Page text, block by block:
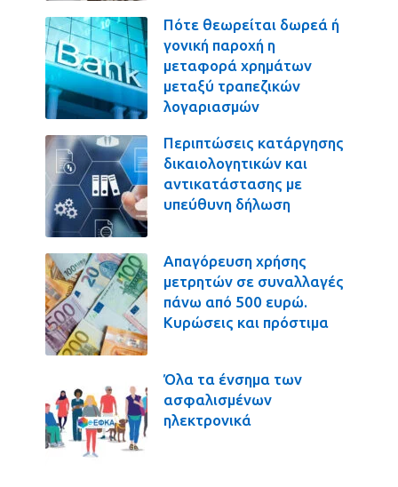
Πότε θεωρείται δωρεά ή
γονική παροχή η
μεταφορά χρημάτων
μεταξύ τραπεζικών
λογαριασμών
Περιπτώσεις κατάργησης
δικαιολογητικών και
αντικατάστασης με
υπεύθυνη δήλωση
Απαγόρευση χρήσης
μετρητών σε συναλλαγές
πάνω από 500 ευρώ.
Κυρώσεις και πρόστιμα
Όλα τα ένσημα των
ασφαλισμένων
ηλεκτρονικά